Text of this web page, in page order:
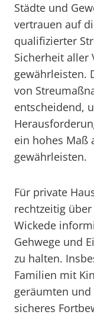
Städte und
vertrauen auf
qualifizierter
Sicherheit aller
gewährleisten.
von
entscheidend,
ein hohes Maß
gewährleisten.
Für private
rechtzeitig
Wickede
Gehwege und
zu halten.
Familien mit
geräumten
sicheres